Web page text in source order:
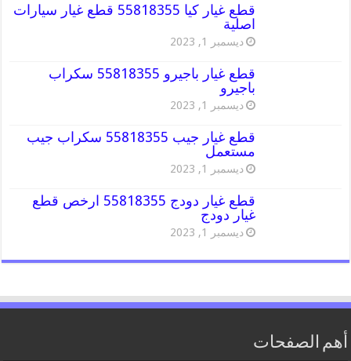
قطع غيار كيا 55818355 قطع غيار سيارات
اصلية
ديسمبر 1, 2023
قطع غيار باجيرو 55818355 سكراب
باجيرو
ديسمبر 1, 2023
قطع غيار جيب 55818355 سكراب جيب
مستعمل
ديسمبر 1, 2023
قطع غيار دودج 55818355 ارخص قطع
غيار دودج
ديسمبر 1, 2023
أهم الصفحات